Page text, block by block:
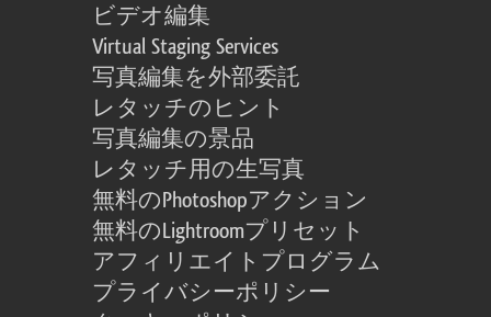
ビデオ編集
Virtual Staging Services
写真編集を外部委託
レタッチのヒント
写真編集の景品
レタッチ用の生写真
無料のPhotoshopアクション
無料のLightroomプリセット
アフィリエイトプログラム
プライバシーポリシー